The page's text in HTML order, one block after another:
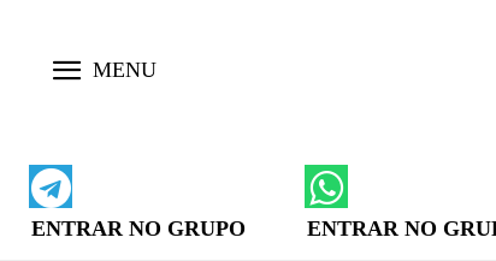
ENTRAR NO GRUPO ENTRAR NO